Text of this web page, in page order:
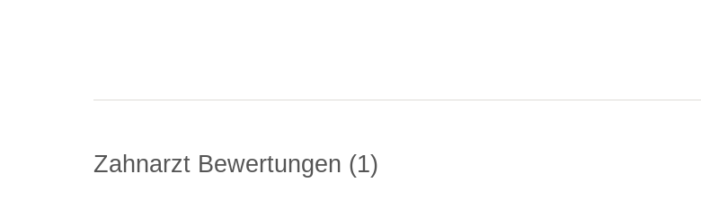
Zahnarzt Bewertungen 1